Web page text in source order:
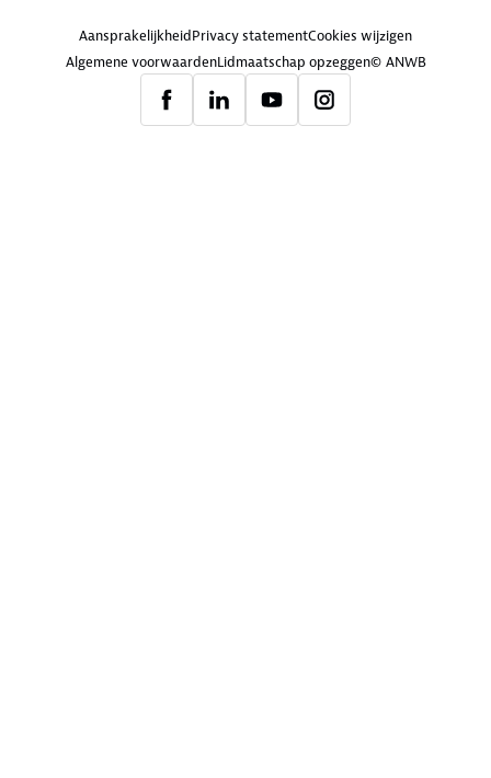
AansprakelijkheidPrivacy statementCookies wijzigen
Algemene voorwaardenLidmaatschap opzeggen© ANWB